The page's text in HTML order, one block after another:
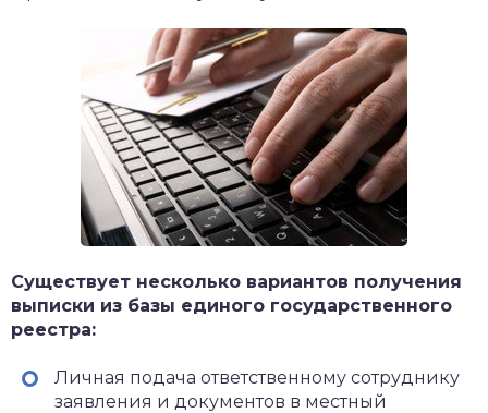
Существует несколько вариантов получения
выписки из базы единого государственного
реестра:
Личная подача ответственному сотруднику
заявления и документов в местный